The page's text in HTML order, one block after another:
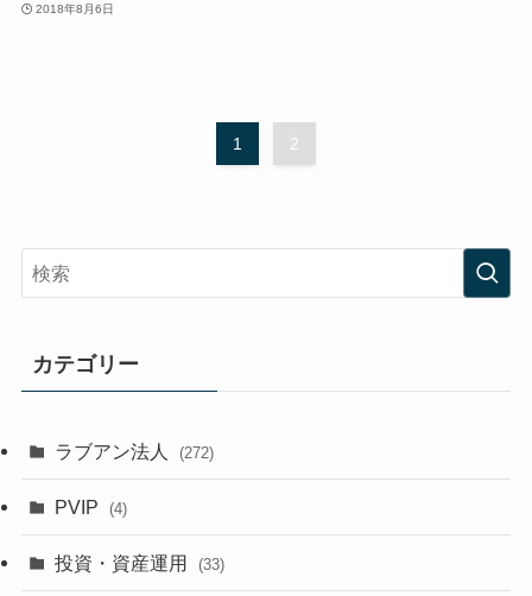
2018年8月6日
1 2
カテゴリー
ラブアン法人 (272)
PVIP (4)
投資・資産運用 (33)